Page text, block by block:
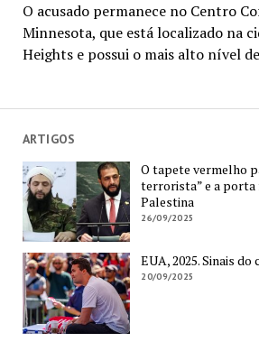
O acusado permanece no Centro
Minnesota, que está localizado na
Heights e possui o mais alto nível
ARTIGOS
O tapete vermelho
terrorista” e a porta
Palestina
26/09/2025
EUA, 2025. Sinais do
20/09/2025